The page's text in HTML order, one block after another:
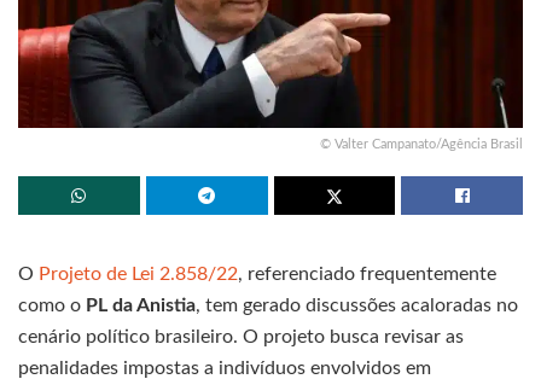
© Valter Campanato/Agência Brasil
O Projeto de Lei 2.858/22, referenciado frequentemente
como o PL da Anistia, tem gerado discussões acaloradas no
cenário político brasileiro. O projeto busca revisar as
penalidades impostas a indivíduos envolvidos em